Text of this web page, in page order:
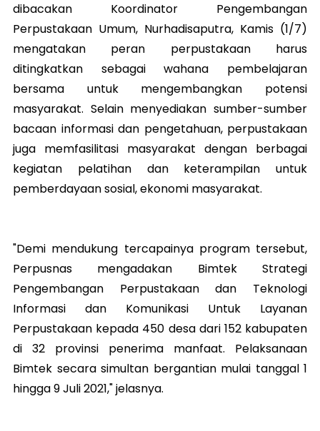
dibacakan Koordinator Pengembangan
Perpustakaan Umum, Nurhadisaputra, Kamis (1/7)
mengatakan peran perpustakaan harus
ditingkatkan sebagai wahana pembelajaran
bersama untuk mengembangkan potensi
masyarakat. Selain menyediakan sumber-sumber
bacaan informasi dan pengetahuan, perpustakaan
juga memfasilitasi masyarakat dengan berbagai
kegiatan pelatihan dan keterampilan untuk
pemberdayaan sosial, ekonomi masyarakat.
"Demi mendukung tercapainya program tersebut,
Perpusnas mengadakan Bimtek Strategi
Pengembangan Perpustakaan dan Teknologi
Informasi dan Komunikasi Untuk Layanan
Perpustakaan kepada 450 desa dari 152 kabupaten
di 32 provinsi penerima manfaat. Pelaksanaan
Bimtek secara simultan bergantian mulai tanggal 1
hingga 9 Juli 2021," jelasnya.